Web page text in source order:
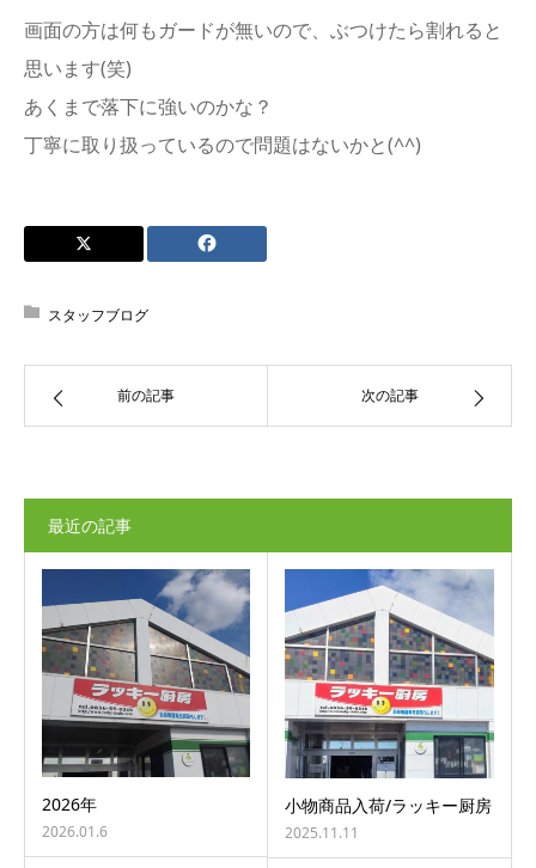
画面の方は何もガードが無いので、ぶつけたら割れると
思います(笑)
あくまで落下に強いのかな？
丁寧に取り扱っているので問題はないかと(^^)
スタッフブログ
前の記事 次の記事
最近の記事
2026年
2026.01.6
小物商品入荷/ラッキー厨房
2025.11.11